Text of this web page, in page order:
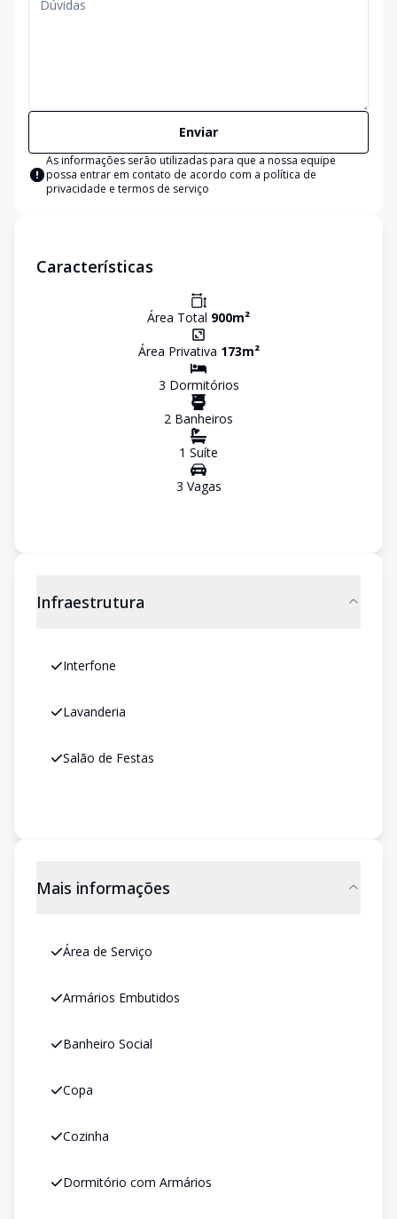
Enviar
As informações serão utilizadas para que a nossa equipe
possa entrar em contato de acordo com a política de
privacidade e termos de serviço
Características
Área Total 900m²
Área Privativa 173m²
3 Dormitórios
2 Banheiros
1 Suíte
3 Vagas
Infraestrutura
Interfone
Lavanderia
Salão de Festas
Mais informações
Área de Serviço
Armários Embutidos
Banheiro Social
Copa
Cozinha
Dormitório com Armários